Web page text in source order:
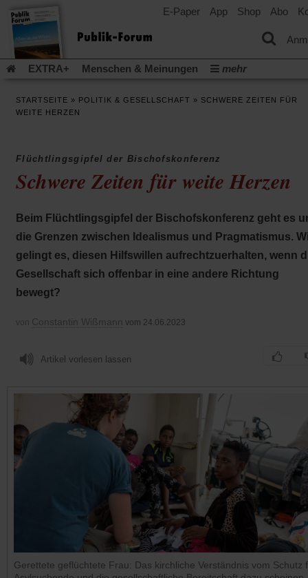
E-Paper App Shop Abo
EXTRA+ Menschen & Meinungen
mehr
Aufstehen & Handeln
Leserinitiative Publik-Forum e.V.
Die Erderwärmung
Urlaub und Nichtstun(Öffnet
neuen
Tab)
Gefährlicher Reichtum (Öffnet
neuen
Tab)
Krieg in
in
neuen
Tab)
Krieg und Frieden(Öffnet
in
neuen
Tab)
Gott neu denken Krieg in der Ukraine
in
Flucht und Migration
Video-Podcast »Veranstaltungen«
Podcast »Veranstaltungen«
Schriftgröße ändern:
STARTSEITE » POLITIK & GESELLSCHAFT » SCHWERE ZEITEN FÜR
WEITE HERZEN
Flüchtlingsgipfel der Bischofskonferenz
Schwere Zeiten für weite Herzen
Beim Flüchtlingsgipfel der Bischofskonferenz geht es
die Grenzen zwischen Idealismus und Pragmatismus.
gelingt es, diesen Hilfswillen aufrechtzuerhalten, wenn
Gesellschaft sich offenbar in eine andere Richtung
bewegt?
von Constantin Wißmann vom 24.06.2023
Artikel vorlesen lassen
Gerettete geflüchtete Frau: Das kirchliche Verständnis vom Schutz